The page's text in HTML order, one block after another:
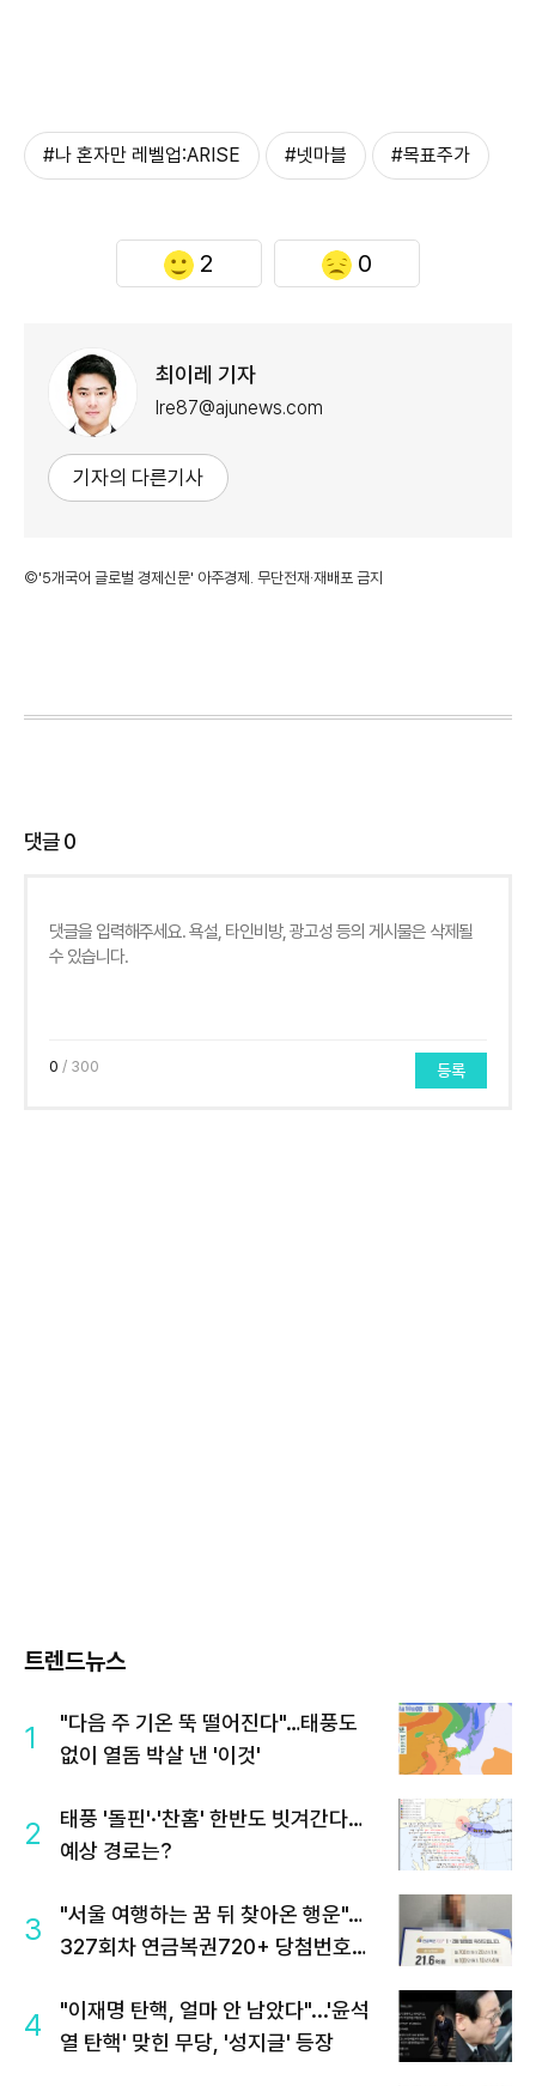
#나 혼자만 레벨업:ARISE #넷마블 #목표주가
2 0
최이레 기자
Ire87@ajunews.com
기자의 다른기사
©'5개국어 글로벌 경제신문' 아주경제. 무단전재·재배포 금지
댓글0
0 / 300 등록
트렌드뉴스
1
"다음 주 기온 뚝 떨어진다"…태풍도
없이 열돔 박살 낸 '이것'
2
태풍 '돌핀'·'찬홈' 한반도 빗겨간다…
예상 경로는?
3
"서울 여행하는 꿈 뒤 찾아온 행운"…
327회차 연금복권720+ 당첨번호조
4
"이재명 탄핵, 얼마 안 남았다"...'윤석
열 탄핵' 맞힌 무당, '성지글' 등장